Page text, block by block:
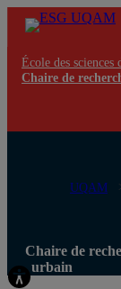
École des sciences
Chaire de
UQAM
Chaire de
urbain